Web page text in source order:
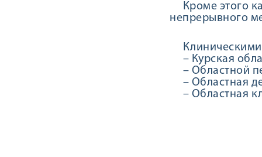
Кроме этого
непрерывного
Клиническими
– Курская
– Областной
– Областная
– Областная